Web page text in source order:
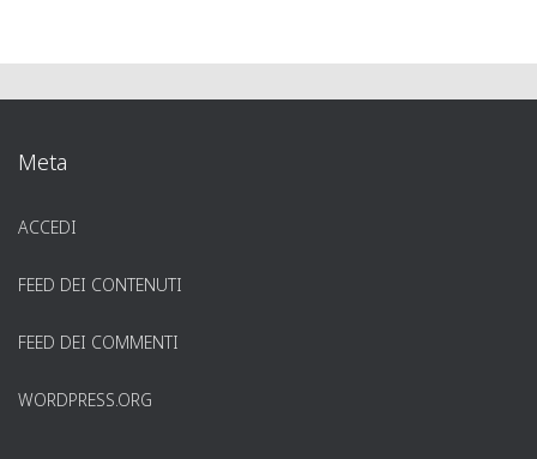
Meta
ACCEDI
FEED DEI CONTENUTI
FEED DEI COMMENTI
WORDPRESS.ORG